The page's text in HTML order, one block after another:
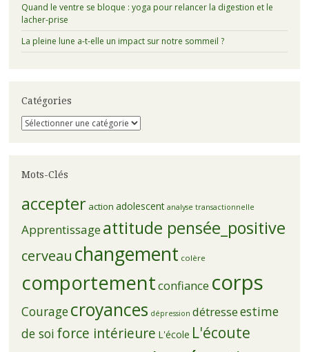
Quand le ventre se bloque : yoga pour relancer la digestion et le
lacher-prise
La pleine lune a-t-elle un impact sur notre sommeil ?
Catégories
Catégories
Mots-Clés
accepter action adolescent analyse transactionnelle
Apprentissage attitude pensée_positive
cerveau changement colère
comportementconfiance corps
Couragecroyances dépression détresseestime
de soi force intérieure L'école L'écoute